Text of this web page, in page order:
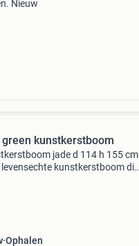
Nieuw
kunstkerstboom
jade d 114 h 155 cm
levensechte kunstkerstboom die
Ophalen